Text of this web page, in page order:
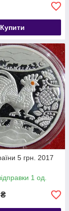
Купити
5 грн. 2017
1 од.
₴